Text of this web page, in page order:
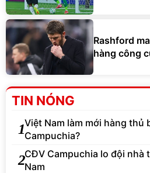
Rashford
hàng công
TIN NÓNG
1Việt Nam làm mới hàng thủ
Campuchia?
2CĐV Campuchia lo đội nhà
Nam